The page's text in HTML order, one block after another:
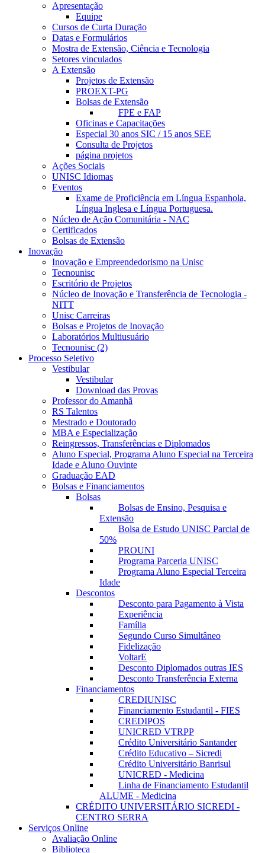
Apresentação
Equipe
Cursos de Curta Duração
Datas e Formulários
Mostra de Extensão, Ciência e Tecnologia
Setores vinculados
A Extensão
Projetos de Extensão
PROEXT-PG
Bolsas de Extensão
FPE e FAP
Oficinas e Capacitações
Especial 30 anos SIC / 15 anos SEE
Consulta de Projetos
página projetos
Ações Sociais
UNISC Idiomas
Eventos
Exame de Proficiência em Língua Espanhola,
Língua Inglesa e Língua Portuguesa.
Núcleo de Ação Comunitária - NAC
Certificados
Bolsas de Extensão
Inovação
Inovação e Empreendedorismo na Unisc
Tecnounisc
Escritório de Projetos
Núcleo de Inovação e Transferência de Tecnologia -
NITT
Unisc Carreiras
Bolsas e Projetos de Inovação
Laboratórios Multiusuário
Tecnounisc (2)
Processo Seletivo
Vestibular
Vestibular
Download das Provas
Professor do Amanhã
RS Talentos
Mestrado e Doutorado
MBA e Especialização
Reingressos, Transferências e Diplomados
Aluno Especial, Programa Aluno Especial na Terceira
Idade e Aluno Ouvinte
Graduação EAD
Bolsas e Financiamentos
Bolsas
Bolsas de Ensino, Pesquisa e
Extensão
Bolsa de Estudo UNISC Parcial de
50%
PROUNI
Programa Parceria UNISC
Programa Aluno Especial Terceira
Idade
Descontos
Desconto para Pagamento à Vista
Experiência
Família
Segundo Curso Simultâneo
Fidelização
VoltarE
Desconto Diplomados outras IES
Desconto Transferência Externa
Financiamentos
CREDIUNISC
Financiamento Estudantil - FIES
CREDIPOS
UNICRED VTRPP
Crédito Universitário Santander
Crédito Educativo – Sicredi
Crédito Universitário Banrisul
UNICRED - Medicina
Linha de Financiamento Estudantil
ALUME - Medicina
CRÉDITO UNIVERSITÁRIO SICREDI -
CENTRO SERRA
Serviços Online
Avaliação Online
Biblioteca